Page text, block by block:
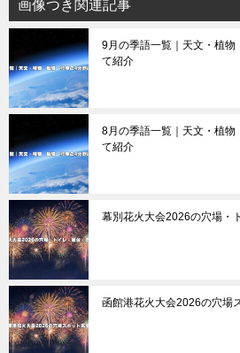
画像つき関連記事
9月の季語一覧｜天文・植
て紹介
8月の季語一覧｜天文・植
て紹介
幕別花火大会2026の穴場・
函館港花火大会2026の穴場